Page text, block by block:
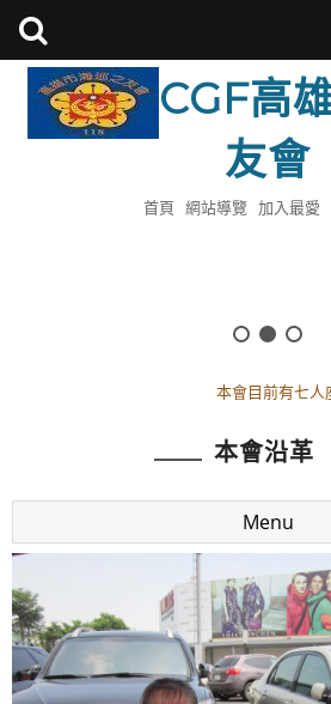
CGF高
友會
首頁 網站導覽 加入最愛
本會目前有七人
112年模範母親已於0513
本會目前有七人
本會沿革
Menu